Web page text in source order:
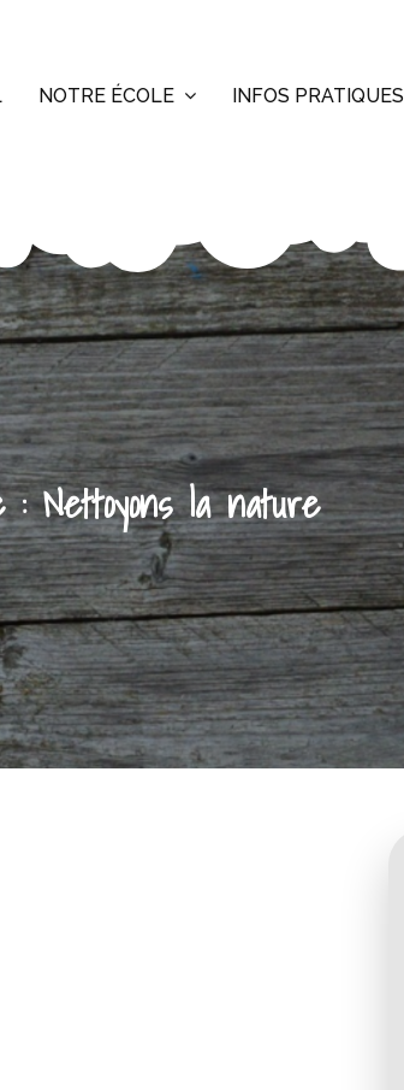
NOTRE ÉCOLE INFOS PRATIQUES
:Nettoyons la nature